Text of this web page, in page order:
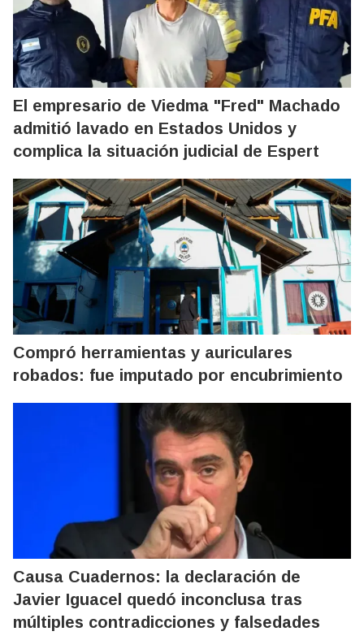
El empresario de Viedma "Fred" Machado
admitió lavado en Estados Unidos y
complica la situación judicial de Espert
Compró herramientas y auriculares
robados: fue imputado por encubrimiento
Causa Cuadernos: la declaración de
Javier Iguacel quedó inconclusa tras
múltiples contradicciones y falsedades